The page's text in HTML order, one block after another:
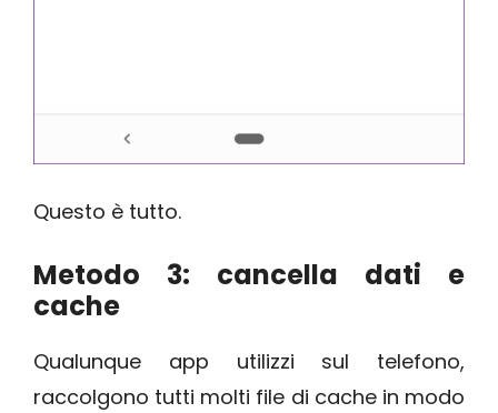
Questo è tutto.
Metodo 3: cancella dati e
cache
Qualunque app utilizzi sul telefono,
raccolgono tutti molti file di cache in modo